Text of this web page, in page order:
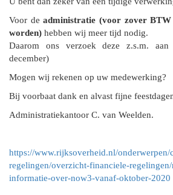
Voor deadministratie (voor zover BTW
worden) hebben wij meer tijd nodig.
Daarom ons verzoek deze z.s.m.
december)
Mogen wij rekenen op uw medewerking?
Bij voorbaat dank en alvast fijne
Administratiekantoor C. van Weelden.
https://www.rijksoverheid.nl/
regelingen/overzicht-financiele-
informatie-over-now3-vanaf-oktober-2020